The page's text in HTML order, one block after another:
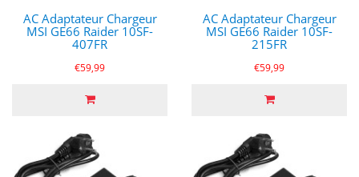
AC Adaptateur Chargeur
MSI GE66 Raider 10SF-
407FR
€59,99
AC Adaptateur Chargeur
MSI GE66 Raider 10SF-
215FR
€59,99